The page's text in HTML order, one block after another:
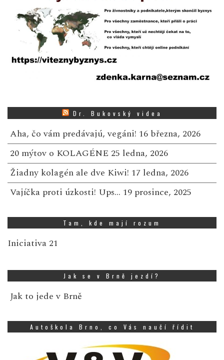
Dr. Bukovský videa
Aha, čo vám predávajú, vegáni! 16 března, 2026
20 mýtov o KOLAGÉNE 25 ledna, 2026
Žiadny kolagén ale dve Kiwi! 17 ledna, 2026
Vajíčka proti úzkosti! Ups… 19 prosince, 2025
Tam, kde mají rozum
Iniciativa 21
Jak se v Brně jezdí?
Jak to jede v Brně
Autoškola Brno, co Vás naučí řídit